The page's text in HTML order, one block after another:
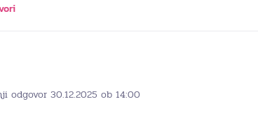
odgovor 30.12.2025 ob 14:00